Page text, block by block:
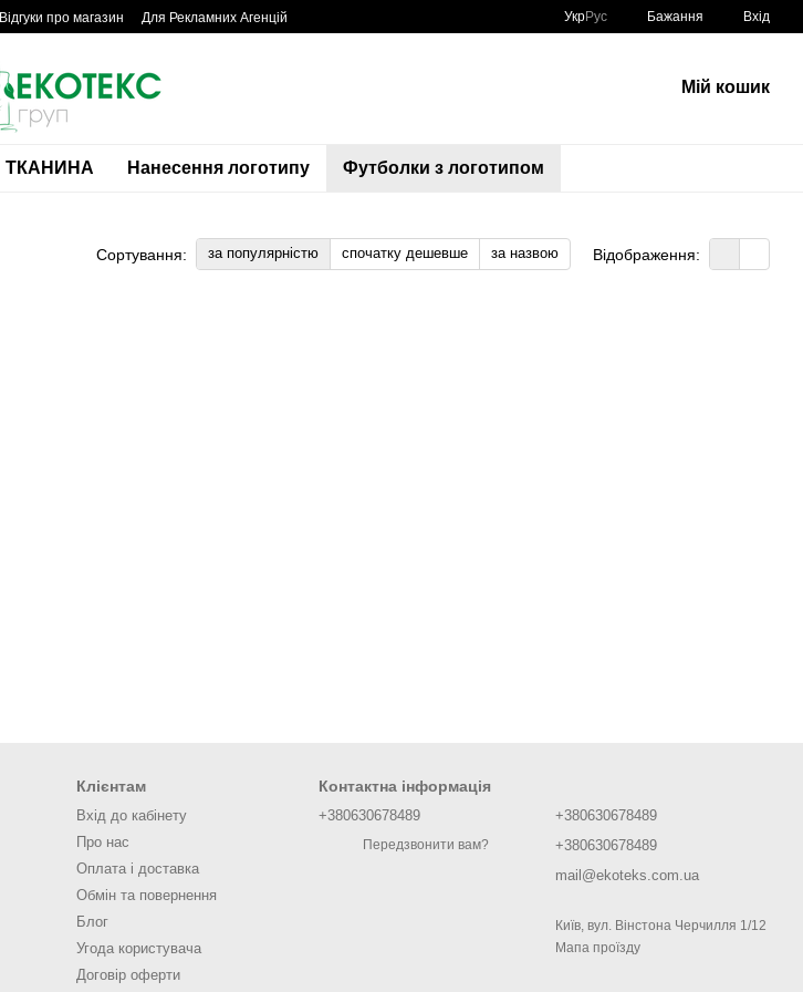
Відгуки про магазин Для Рекламних Агенцій УкрРус Бажання Вхід
Мій кошик
ТКАНИНА Нанесення логотипу Футболки з логотипом
Сортування: за популярністю спочатку дешевше за назвою Відображення:
Клієнтам
Вхід до кабінету
Про нас
Оплата і доставка
Обмін та повернення
Блог
Угода користувача
Договір оферти
Контактна інформація
+380630678489
Передзвонити вам?
+380630678489
+380630678489
mail@ekoteks.com.ua
Київ, вул. Вінстона Черчилля 1/12
Мапа проїзду